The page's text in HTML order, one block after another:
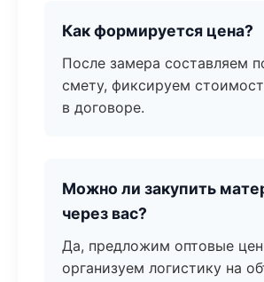
Как формируется цена?
После замера составляем
смету, фиксируем
в договоре.
Можно ли закупить
через вас?
Да, предложим оптовые
организуем логистику на